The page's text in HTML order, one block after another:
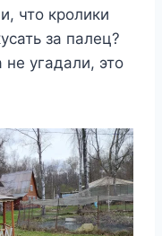
что кролики
за палец?
угадали, это